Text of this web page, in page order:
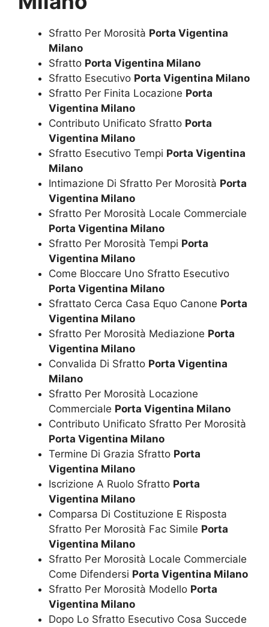
Sfratto Per Morosità Porta Vigentina
Milano
Sfratto Porta Vigentina Milano
Sfratto Esecutivo Porta Vigentina Milano
Sfratto Per Finita Locazione Porta
Vigentina Milano
Contributo Unificato Sfratto Porta
Vigentina Milano
Sfratto Esecutivo Tempi Porta Vigentina
Milano
Intimazione Di Sfratto Per Morosità Porta
Vigentina Milano
Sfratto Per Morosità Locale Commerciale
Porta Vigentina Milano
Sfratto Per Morosità Tempi Porta
Vigentina Milano
Come Bloccare Uno Sfratto Esecutivo
Porta Vigentina Milano
Sfrattato Cerca Casa Equo Canone Porta
Vigentina Milano
Sfratto Per Morosità Mediazione Porta
Vigentina Milano
Convalida Di Sfratto Porta Vigentina
Milano
Sfratto Per Morosità Locazione
Commerciale Porta Vigentina Milano
Contributo Unificato Sfratto Per Morosità
Porta Vigentina Milano
Termine Di Grazia Sfratto Porta
Vigentina Milano
Iscrizione A Ruolo Sfratto Porta
Vigentina Milano
Comparsa Di Costituzione E Risposta
Sfratto Per Morosità Fac Simile Porta
Vigentina Milano
Sfratto Per Morosità Locale Commerciale
Come Difendersi Porta Vigentina Milano
Sfratto Per Morosità Modello Porta
Vigentina Milano
Dopo Lo Sfratto Esecutivo Cosa Succede